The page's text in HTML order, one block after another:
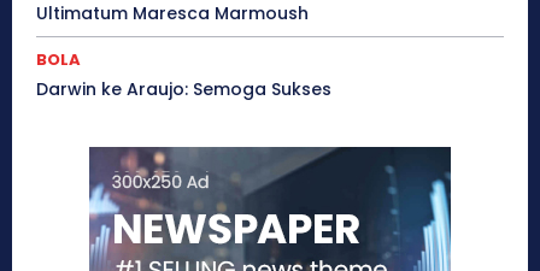
Ultimatum Maresca Marmoush
BOLA
Darwin ke Araujo: Semoga Sukses